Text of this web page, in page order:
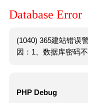
Database Error
(1040) 365建站错误
因：1、数据库密码
PHP Debug